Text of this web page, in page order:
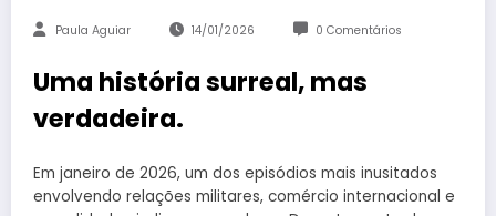
Paula Aguiar 14/01/2026 0 Comentários
Uma história surreal, mas
verdadeira.
Em janeiro de 2026, um dos episódios mais inusitados
envolvendo relações militares, comércio internacional e